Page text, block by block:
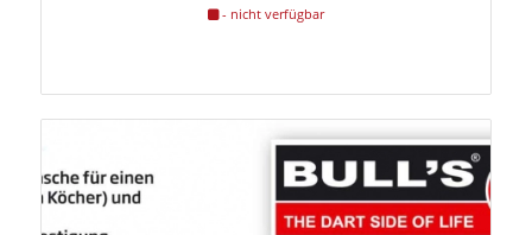
- nicht verfügbar